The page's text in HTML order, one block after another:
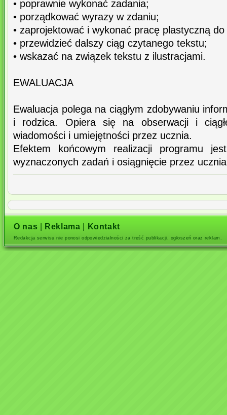
• poprawnie wykonać zadania;
• porządkować wyrazy w zdaniu;
• zaprojektować i wykonać pracę plastyczną
• przewidzieć dalszy ciąg czytanego tekstu;
• wskazać na związek tekstu z ilustracjami.
EWALUACJA
Ewaluacja polega na ciągłym zdobywaniu
i rodzica. Opiera się na obserwacji i
wiadomości i umiejętności przez ucznia.
Efektem końcowym realizacji programu
wyznaczonych zadań i osiągnięcie przez
O nas Reklama Kontakt
Redakcja serwisu nie ponosi odpowiedzialności za treść publikacji, ogłoszeń oraz reklam.